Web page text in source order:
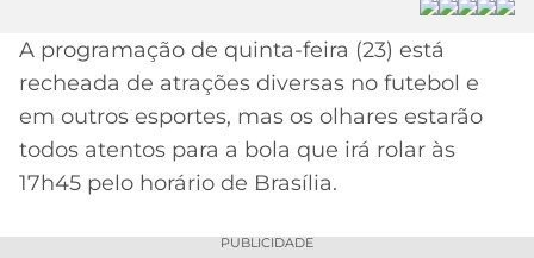
BETBOOM
CÓDIGO
DE
INDICAÇÃO
BET365
PALMEIRAS
CORINTHIANS
SÃO
SÉRIE
A
LIBERTADORES
DO
ESPORTIVA
MERCADO
DA
BOLA
PALPITES
A programação de quinta-feira (23) está
recheada de atrações diversas no futebol e
em outros esportes, mas os olhares estarão
todos atentos para a bola que irá rolar às
17h45 pelo horário de Brasília.
PUBLICIDADE